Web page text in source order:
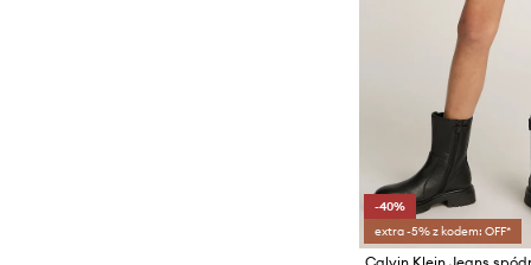
-40%
extra -5% z kodem: OFF*